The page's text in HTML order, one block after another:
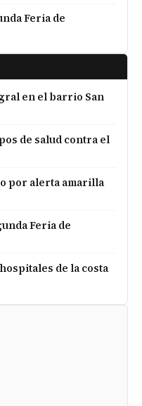
Feria de
en el barrio San
de salud contra el
por alerta amarilla
Feria de
de la costa